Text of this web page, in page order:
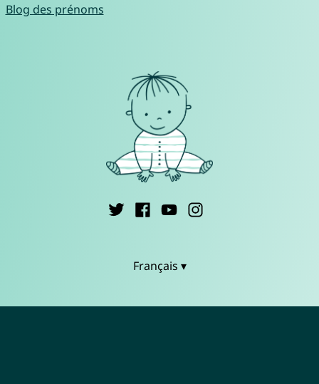
Blog des prénoms
Français ▾